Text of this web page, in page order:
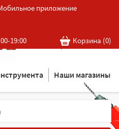
приложение
19:00 Корзина (0)
Розничная cеть магазинов
в Новосибирске
Наши магазины